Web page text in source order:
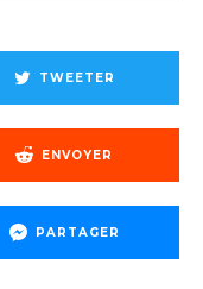
TWEETER
ENVOYER
PARTAGER